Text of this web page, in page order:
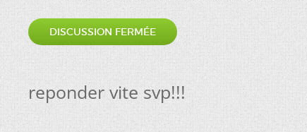
DISCUSSION FERMÉE
reponder vite svp!!!